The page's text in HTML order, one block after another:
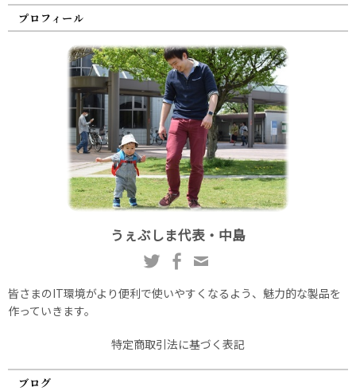
プロフィール
うぇぶしま代表・中島
皆さまのIT環境がより便利で使いやすくなるよう、魅力的な製品を
作っていきます。
特定商取引法に基づく表記
ブログ